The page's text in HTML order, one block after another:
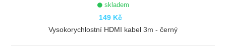
skladem
149 Kč
Vysokorychlostní HDMI kabel 3m - černý